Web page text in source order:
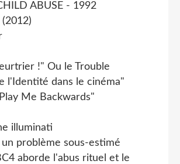
ABUSE - 1992
(2012)
!" Ou le Trouble
l'Identité dans le cinéma"
Me Backwards"
illuminati
un problème sous-estimé
aborde l'abus rituel et le